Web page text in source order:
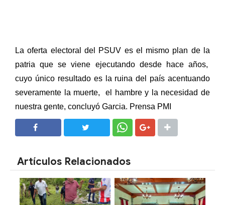
La oferta electoral del PSUV es el mismo plan de la
patria que se viene ejecutando desde hace años,
cuyo único resultado es la ruina del país acentuando
severamente la muerte,
el hambre y la necesidad de
nuestra gente, concluyó Garcia. Prensa PMI
Artículos Relacionados